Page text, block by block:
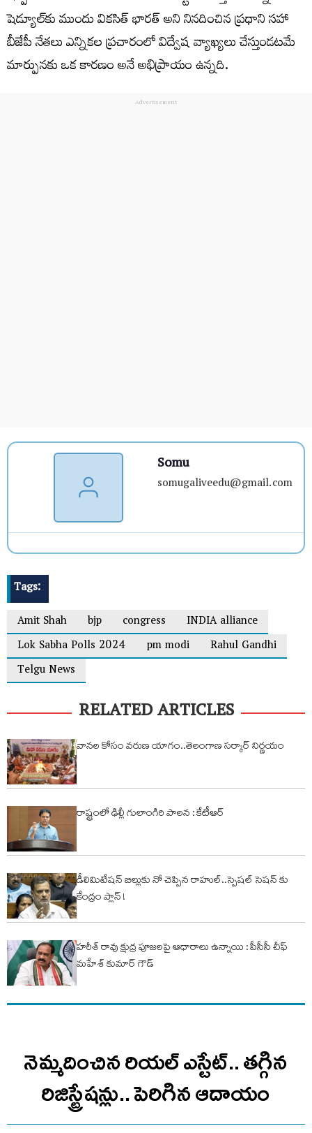
షెడ్యూల్‌కు ముందు వికసిత్‌ భారత్‌ అని నినదించిన ప్రధాని సహా
బీజేపీ నేతలు ఎన్నికల ప్రచారంలో విద్వేష వ్యాఖ్యలు చేస్తుండటమే
మార్పునకు ఒక కారణం అనే అభిప్రాయం ఉన్నది.
Somu
somugaliveedu@gmail.com
Tags:
Amit Shah
bjp congress
INDIA alliance
Lok Sabha Polls 2024
pm modi
Rahul Gandhi
Telgu News
RELATED ARTICLES
వానల కోసం వరుణ యాగం..తెలంగాణ సర్కార్ నిర్ణయం
రాష్ట్రంలో ఢిల్లీ గులాంగిరి పాలన : కేటీఆర్
డీలిమిటేషన్ బిల్లుకు నో చెప్పిన రాహుల్..స్పెషల్ సెషన్ కు
కేంద్రం ప్లాన్ !
హరీశ్ రావు క్షుద్ర పూజలపై ఆధారాలు ఉన్నాయి : పీసీసీ చీఫ్
మహేశ్ కుమార్ గౌడ్
నెమ్మదించిన రియల్ ఎస్టేట్.. తగ్గిన
రిజిస్ట్రేషన్లు.. పెరిగిన ఆదాయం